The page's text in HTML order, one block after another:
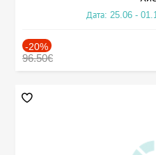
Дата: 25.06 -
-20%
96.50€